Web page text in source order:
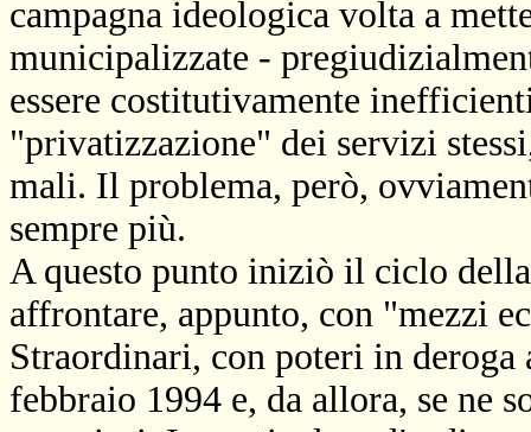
campagna ideologica volta a
municipalizzate -
essere costitutivamente
"privatizzazione" dei servizi
mali. Il problema, però,
sempre più.
A questo punto iniziò il ciclo
affrontare, appunto, con "mezzi
Straordinari, con poteri in
febbraio 1994 e, da allora, se ne